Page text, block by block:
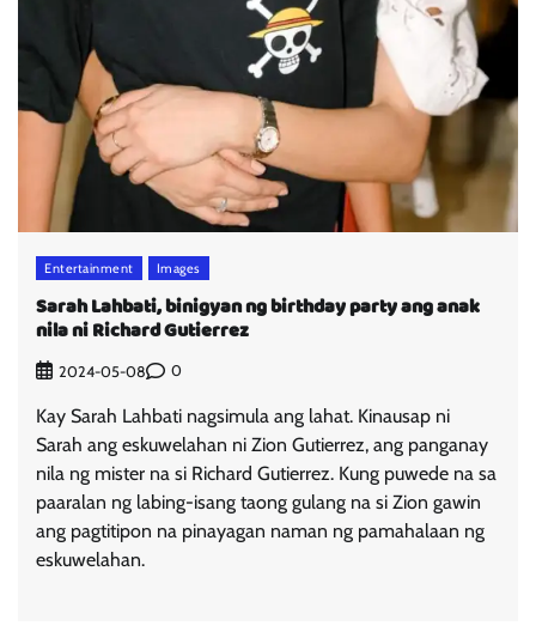
Entertainment Images
Sarah Lahbati, binigyan ng birthday party ang anak
nila ni Richard Gutierrez
2024-05-08 0
Kay Sarah Lahbati nagsimula ang lahat. Kinausap ni
Sarah ang eskuwelahan ni Zion Gutierrez, ang panganay
nila ng mister na si Richard Gutierrez. Kung puwede na sa
paaralan ng labing-isang taong gulang na si Zion gawin
ang pagtitipon na pinayagan naman ng pamahalaan ng
eskuwelahan.